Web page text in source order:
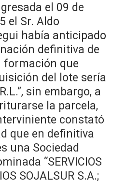
el 09 de
el Sr. Aldo
había anticipado
definitiva de
formación que
del lote sería
sin embargo, a
la parcela,
constató
que en definitiva
una Sociedad
“SERVICIOS
SOJALSUR S.A.;